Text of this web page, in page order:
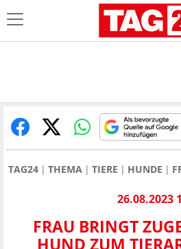
TAG24 THEMA TIERE HUNDE
26.08.2023
FRAU BRINGT
HUND ZUM